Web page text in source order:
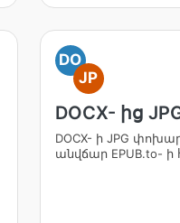
DO
JP
DOCX- ից
DOCX- ի JPG
անվճար EPUB.to- ի